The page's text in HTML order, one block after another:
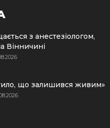
з анестезіологом,
Вінничині
що залишився живим»